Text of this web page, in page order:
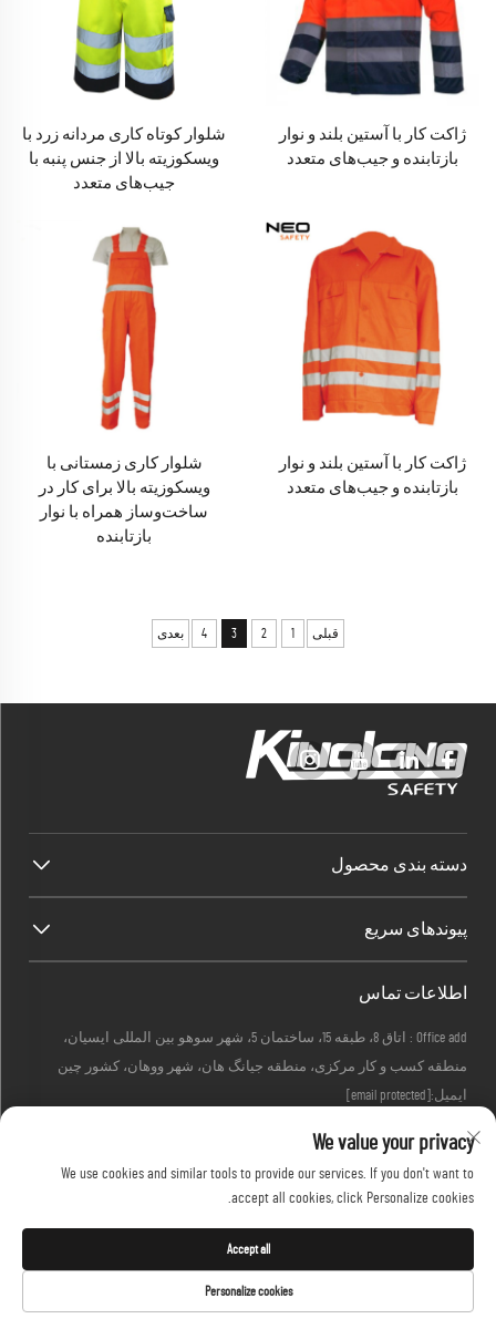
ژاکت کار با آستین بلند و نوار
بازتابنده و جیب‌های متعدد
شلوار کوتاه کاری مردانه زرد با
ویسکوزیته بالا از جنس پنبه با
جیب‌های متعدد
ژاکت کار با آستین بلند و نوار
بازتابنده و جیب‌های متعدد
شلوار کاری زمستانی با
ویسکوزیته بالا برای کار در
ساخت‌وساز همراه با نوار
بازتابنده
قبلی 1
2
3
4 بعدی
دسته بندی محصول
پیوندهای سریع
اطلاعات تماس
Office add : اتاق 8، طبقه 15، ساختمان 5، شهر سوهو بین المللی ایسیان،
منطقه کسب و کار مرکزی، منطقه جیانگ هان، شهر ووهان، کشور چین
ایمیل:
We value your privacy
We use cookies and similar tools to provide our services. If you don't want to
accept all cookies, click Personalize cookies.
Personalize cookies
Accept all